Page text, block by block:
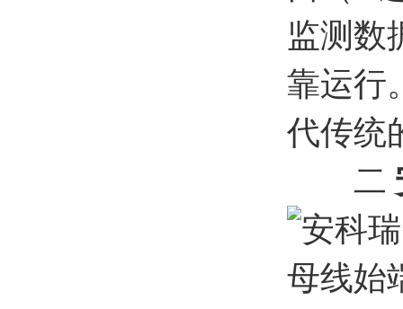
监测数
靠运行
代传统
二